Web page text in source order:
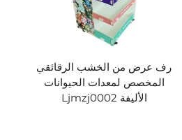
رف عرض من الخشب الرقائقي
المخصص لمعدات الحيوانات
الأليفة Ljmzj0002